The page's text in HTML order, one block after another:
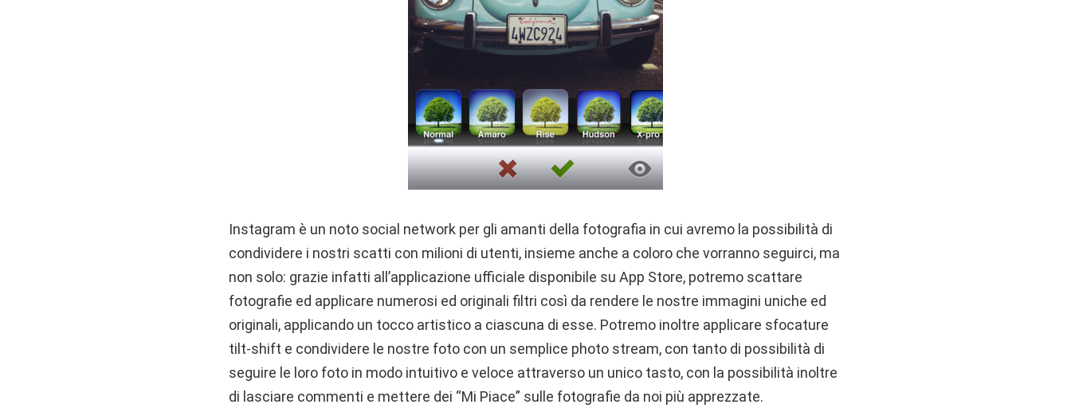
Instagram è un noto social network per gli amanti della fotografia in cui avremo la possibilità di
condividere i nostri scatti con milioni di utenti, insieme anche a coloro che vorranno seguirci, ma
non solo: grazie infatti all’applicazione ufficiale disponibile su App Store, potremo scattare
fotografie ed applicare numerosi ed originali filtri così da rendere le nostre immagini uniche ed
originali, applicando un tocco artistico a ciascuna di esse. Potremo inoltre applicare sfocature
tilt-shift e condividere le nostre foto con un semplice photo stream, con tanto di possibilità di
seguire le loro foto in modo intuitivo e veloce attraverso un unico tasto, con la possibilità inoltre
di lasciare commenti e mettere dei “Mi Piace” sulle fotografie da noi più apprezzate.